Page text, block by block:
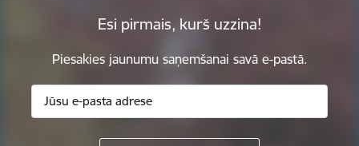
Esi pirmais, kurš uzzina!
Piesakies jaunumu saņemšanai savā e-pastā.